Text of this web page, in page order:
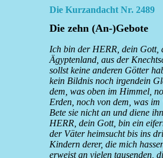
Die Kurzandacht Nr. 2489
Die zehn (An-)Gebote
Ich bin der HERR, dein Gott,
Ägyptenland, aus der
sollst keine anderen Götter
kein Bildnis noch irgendein
dem, was oben im Himmel,
Erden, noch von dem, was
Bete sie nicht an und diene
HERR, dein Gott, bin ein
der Väter heimsucht bis ins
Kindern derer, die mich
erweist an vielen tausenden,